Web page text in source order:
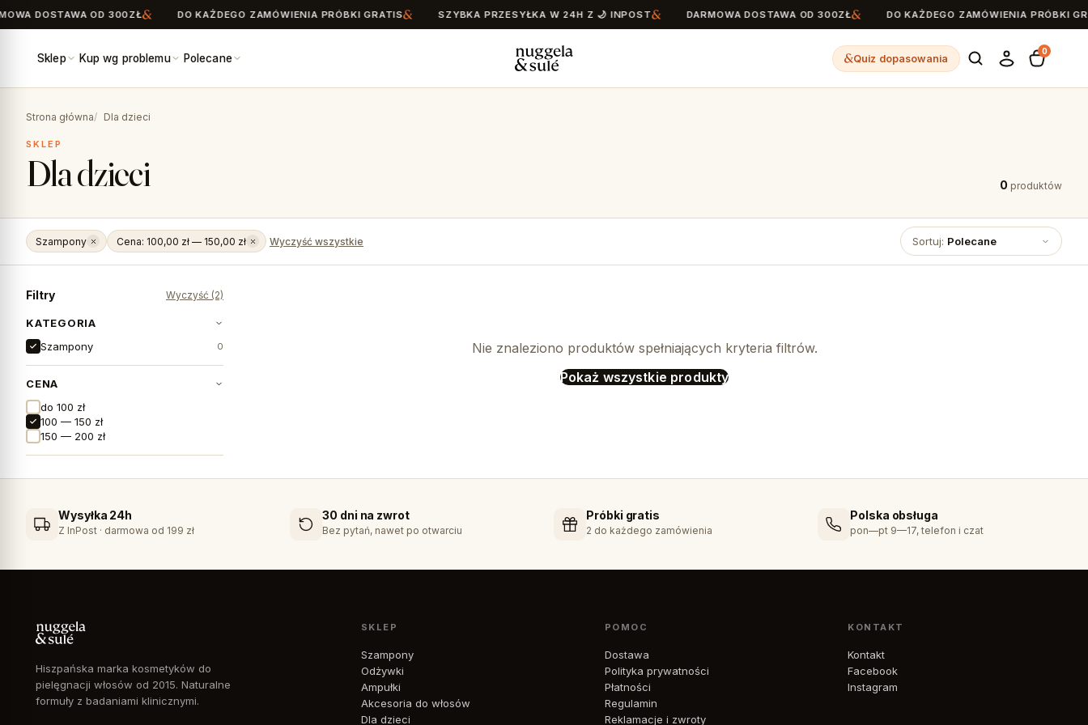
DOSTAWA OD 300ZŁ DO KAŻDEGO ZAMÓWIENIA PRÓBKI GRATIS SZYBKA PRZESYŁKA W 24H Z 🌙 INPOST DARMOWA DOSTAWA OD 300ZŁ DO KAŻDEGO ZAMÓWIENIA PRÓBKI
Sklep Kup wg problemu Polecane Quiz dopasowania
0
Strona główna Dla dzieci
SKLEP
Dla dzieci 0 produktów
Szampony Cena: 100,00 zł — 150,00 zł Wyczyść wszystkie Sortuj: Polecane
Filtry Wyczyść (2)
KATEGORIA
Szampony
0
CENA
do 100 zł
100 — 150 zł
150 — 200 zł
Nie znaleziono produktów spełniających kryteria filtrów.
Pokaż wszystkie produkty
Wysyłka 24h
Z InPost · darmowa od 199 zł
30 dni na zwrot
Bez pytań, nawet po otwarciu
Próbki gratis
2 do każdego zamówienia
Polska obsługa
pon—pt 9—17, telefon i czat
Hiszpańska marka kosmetyków do
pielęgnacji włosów od 2015. Naturalne
formuły z badaniami klinicznymi.
SKLEP
Szampony
Odżywki
Ampułki
Akcesoria do włosów
Dla dzieci
POMOC
Dostawa
Polityka prywatności
Płatności
Regulamin
Reklamacje i zwroty
KONTAKT
Kontakt
Facebook
Instagram